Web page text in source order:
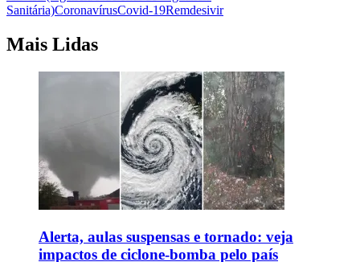
Sanitária)CoronavírusCovid-19Remdesivir
Mais Lidas
Alerta, aulas suspensas e tornado: veja
impactos de ciclone-bomba pelo país